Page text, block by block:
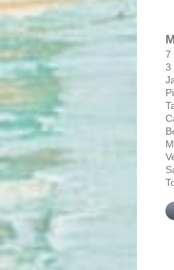
7
3